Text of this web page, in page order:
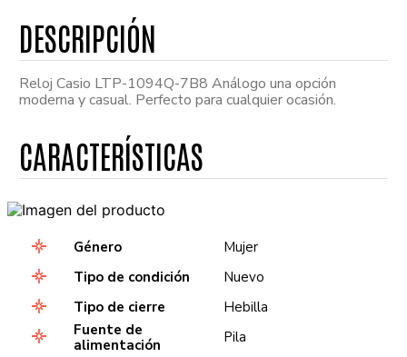
Reloj Casio LTP-1094Q-7B8 Análogo una opción
moderna y casual. Perfecto para cualquier ocasión.
Género
Mujer
Tipo de condición
Nuevo
Tipo de cierre
Hebilla
Fuente de
alimentación
Pila